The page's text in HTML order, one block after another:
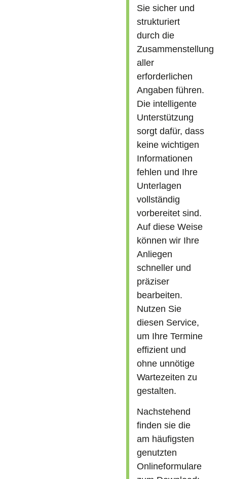
Sie sicher und
strukturiert
durch die
Zusammenstellung
aller
erforderlichen
Angaben führen.
Die intelligente
Unterstützung
sorgt dafür, dass
keine wichtigen
Informationen
fehlen und Ihre
Unterlagen
vollständig
vorbereitet sind.
Auf diese Weise
können wir Ihre
Anliegen
schneller und
präziser
bearbeiten.
Nutzen Sie
diesen Service,
um Ihre Termine
effizient und
ohne unnötige
Wartezeiten zu
gestalten.
Nachstehend
finden sie die
am häufigsten
genutzten
Onlineformulare